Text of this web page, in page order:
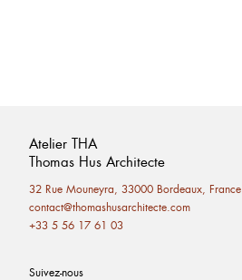
Atelier THA
Thomas Hus Architecte
32 Rue Mouneyra, 33000 Bordeaux, France
contact@thomashusarchitecte.com
+33 5 56 17 61 03
Suivez-nous